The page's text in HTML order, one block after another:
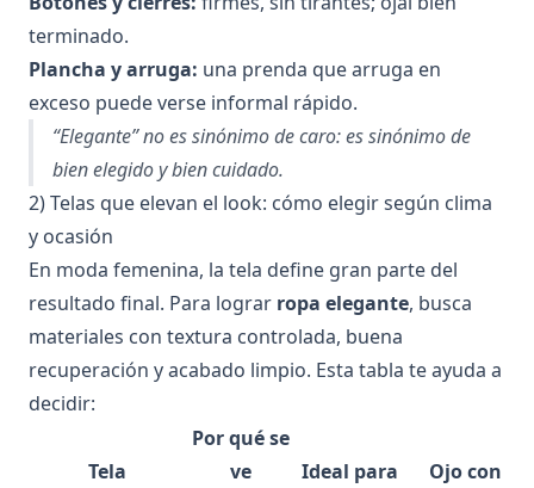
terminado.
Plancha y arruga: una prenda que arruga en
exceso puede verse informal rápido.
“Elegante” no es sinónimo de caro: es sinónimo de
bien elegido y bien cuidado.
2) Telas que elevan el look: cómo elegir según clima
y ocasión
En moda femenina, la tela define gran parte del
resultado final. Para lograr ropa elegante, busca
materiales con textura controlada, buena
recuperación y acabado limpio. Esta tabla te ayuda a
decidir:
Tela
Por qué se
ve
Ideal para Ojo con